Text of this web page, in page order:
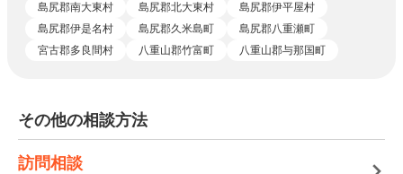
島尻郡南大東村
島尻郡北大東村
島尻郡伊平屋村
島尻郡伊是名村
島尻郡久米島町
島尻郡八重瀬町
宮古郡多良間村
八重山郡竹富町 八重山郡与那国町
その他の相談方法
訪問相談